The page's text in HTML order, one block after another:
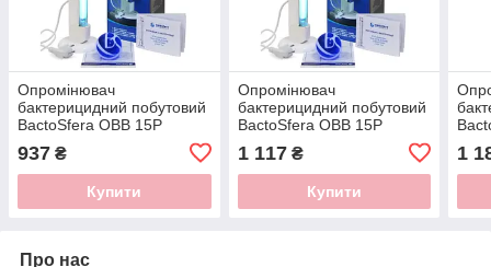
Опромінювач
бактерицидний побутовий
BactoSfera OBB 15P
937 ₴
Купити
Опромінювач
бактерицидний побутовий
BactoSfera OBB 15P
1 117₴
Купити
1
Про нас